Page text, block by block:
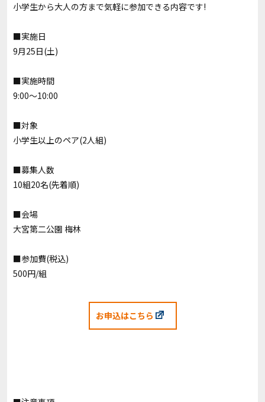
小学生から大人の方まで気軽に参加できる内容です!
■実施日
9月25日(土)
■実施時間
9:00〜10:00
■対象
小学生以上のペア(2人組)
■募集人数
10組20名(先着順)
■会場
大宮第二公園 梅林
■参加費(税込)
500円/組
お申込はこちら